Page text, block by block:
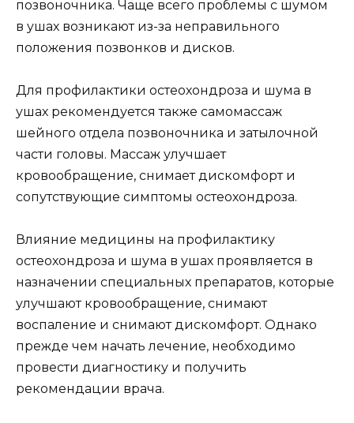
позвоночника. Чаще всего проблемы с шумом
в ушах возникают из-за неправильного
положения позвонков и дисков.
Для профилактики остеохондроза и шума в
ушах рекомендуется также самомассаж
шейного отдела позвоночника и затылочной
части головы. Массаж улучшает
кровообращение, снимает дискомфорт и
сопутствующие симптомы остеохондроза.
Влияние медицины на профилактику
остеохондроза и шума в ушах проявляется в
назначении специальных препаратов, которые
улучшают кровообращение, снимают
воспаление и снимают дискомфорт. Однако
прежде чем начать лечение, необходимо
провести диагностику и получить
рекомендации врача.